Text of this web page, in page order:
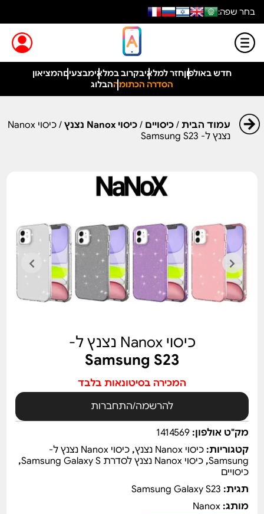
בחר שפה:
חדש באולפוןחזר למלאיבקרוב במלאימבצעיםהמציאון
הסדרה הכתומההבלוג
עמוד הבית/ כיסויים / כיסוי Nanox נצנץ
/ כיסוי Nanox
נצנץ ל- Samsung S23
כיסוי Nanox נצנץ ל-
Samsung S23
המכירה בסיטונאות בלבד
להרשמה/התחברות
מק"ט אולפון:1414569
קטגוריות:כיסוי Nanox נצנץ ,
כיסוי Nanox נצנץ ל-
Samsung
,כיסוי Nanox נצנץ לסדרת Samsung Galaxy S
,
כיסויים
תגית: Samsung Galaxy S23
מותג:Nanox